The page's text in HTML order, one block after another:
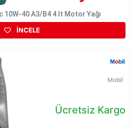
10W-40 A3/B4 4 lt Motor Yağı
İNCELE
Mobil
Ücretsiz Kargo